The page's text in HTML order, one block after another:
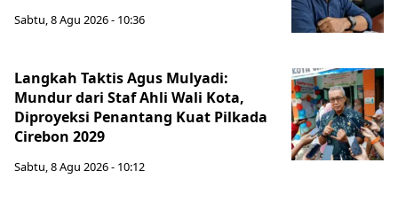
Sabtu, 8 Agu 2026 - 10:36
Langkah Taktis Agus Mulyadi:
Mundur dari Staf Ahli Wali Kota,
Diproyeksi Penantang Kuat Pilkada
Cirebon 2029
Sabtu, 8 Agu 2026 - 10:12